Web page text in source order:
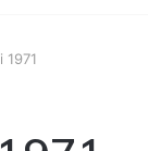
1971